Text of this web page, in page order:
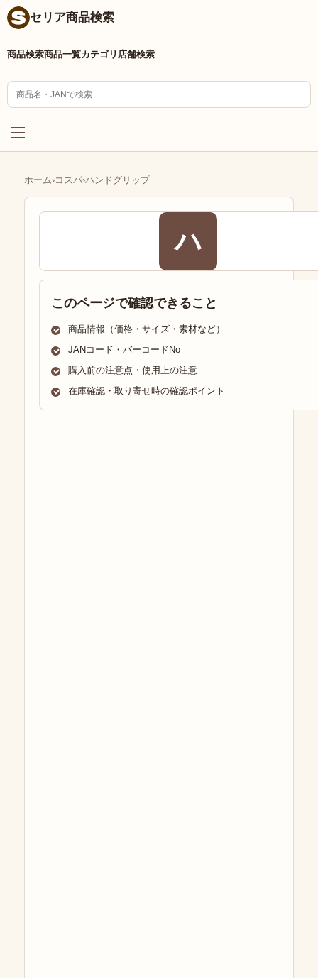
セリア商品検索
商品検索商品一覧カテゴリ 店舗検索
ホーム›コスパ›ハンドグリップ
ハ
このページで確認できること
商品情報（価格・サイズ・素材など）
JANコード・バーコードNo
購入前の注意点・使用上の注意
在庫確認・取り寄せ時の確認ポイント